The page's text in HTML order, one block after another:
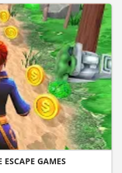
ESCAPE GAMES